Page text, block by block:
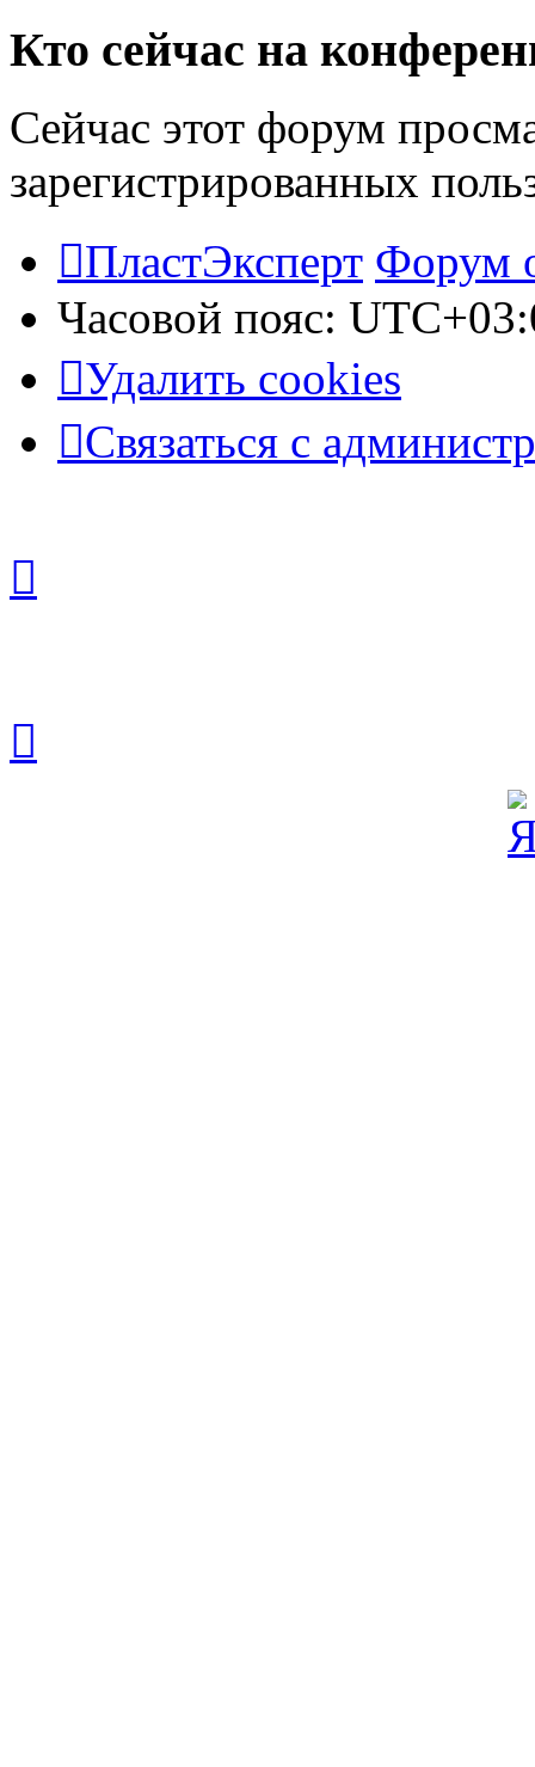
Кто сейчас на
Сейчас этот форум
зарегистрированных
ПластЭксперт Форум
Часовой пояс:
Удалить cookies
Связаться с